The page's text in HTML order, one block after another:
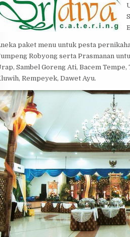
paket menu untuk pesta
Robyong serta Prasmanan
Sambel Goreng Ati, Bacem
Rempeyek, Dawet Ayu.